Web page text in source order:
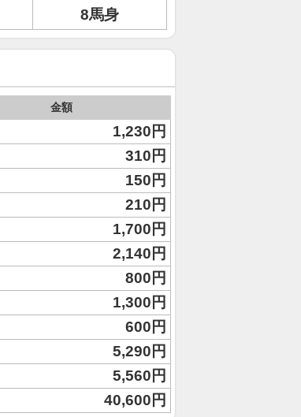
8馬身
金額
1,230円
310円
150円
210円
1,700円
2,140円
800円
1,300円
600円
5,290円
5,560円
40,600円